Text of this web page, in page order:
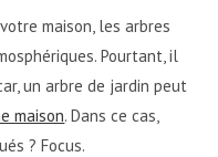
maison, les arbres
Pourtant, il
un arbre de jardin peut
maison. Dans ce cas,
? Focus.